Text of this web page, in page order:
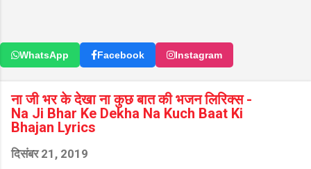
WhatsApp Facebook Instagram
ना जी भर के देखा ना कुछ बात की भजन लिरिक्स -
Na Ji Bhar Ke Dekha Na Kuch Baat Ki
Bhajan Lyrics
दिसंबर 21, 2019